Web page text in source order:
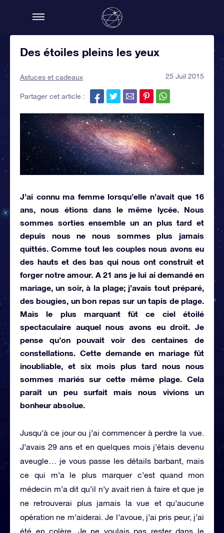
Des étoiles pleins les yeux
Astuces et cadeaux 25 Juil 2015
Partager cet article :
J’ai connu ma femme lorsqu’elle n’avait que 16
ans, nous étions dans le même lycée. Nous
sommes sorties ensemble un an plus tard et
depuis nous ne nous sommes plus jamais
quittés. Comme tout les couples nous avons eu
des hauts et des bas qui nous ont construit et
forger notre amour. A 21 ans je lui ai demandé en
mariage, un soir, à la plage; j’avais tout préparé,
des bougies, un bon repas sur un tapis de plage.
Mais le plus marquant fût ce ciel étoilé
spectaculaire auquel nous avons eu droit. Je
pense qu’on pouvait voir des centaines de
constellations. Cette demande en mariage fût
inoubliable, et six mois plus tard nous nous
sommes mariés sur cette même plage. Cela
paraît un peu surfait mais nous vivions un
bonheur absolue.
Jusqu’à ce jour ou j’ai commencer à perdre la vue.
J’avais 29 ans et en quelques mois j’étais devenu
aveugle… je vous passe les détails barbant, mais
ce qui m’a le plus marquer c’est quand mon
médecin m’a dit qu’il n’y avait rien à faire et que je
ne retrouverai plus jamais la vue et qu’aucune
opération ne m’aiderai. Je l’avoue, j’ai pris peur, j’ai
été en colère. Je ne voulais pas rester dans le